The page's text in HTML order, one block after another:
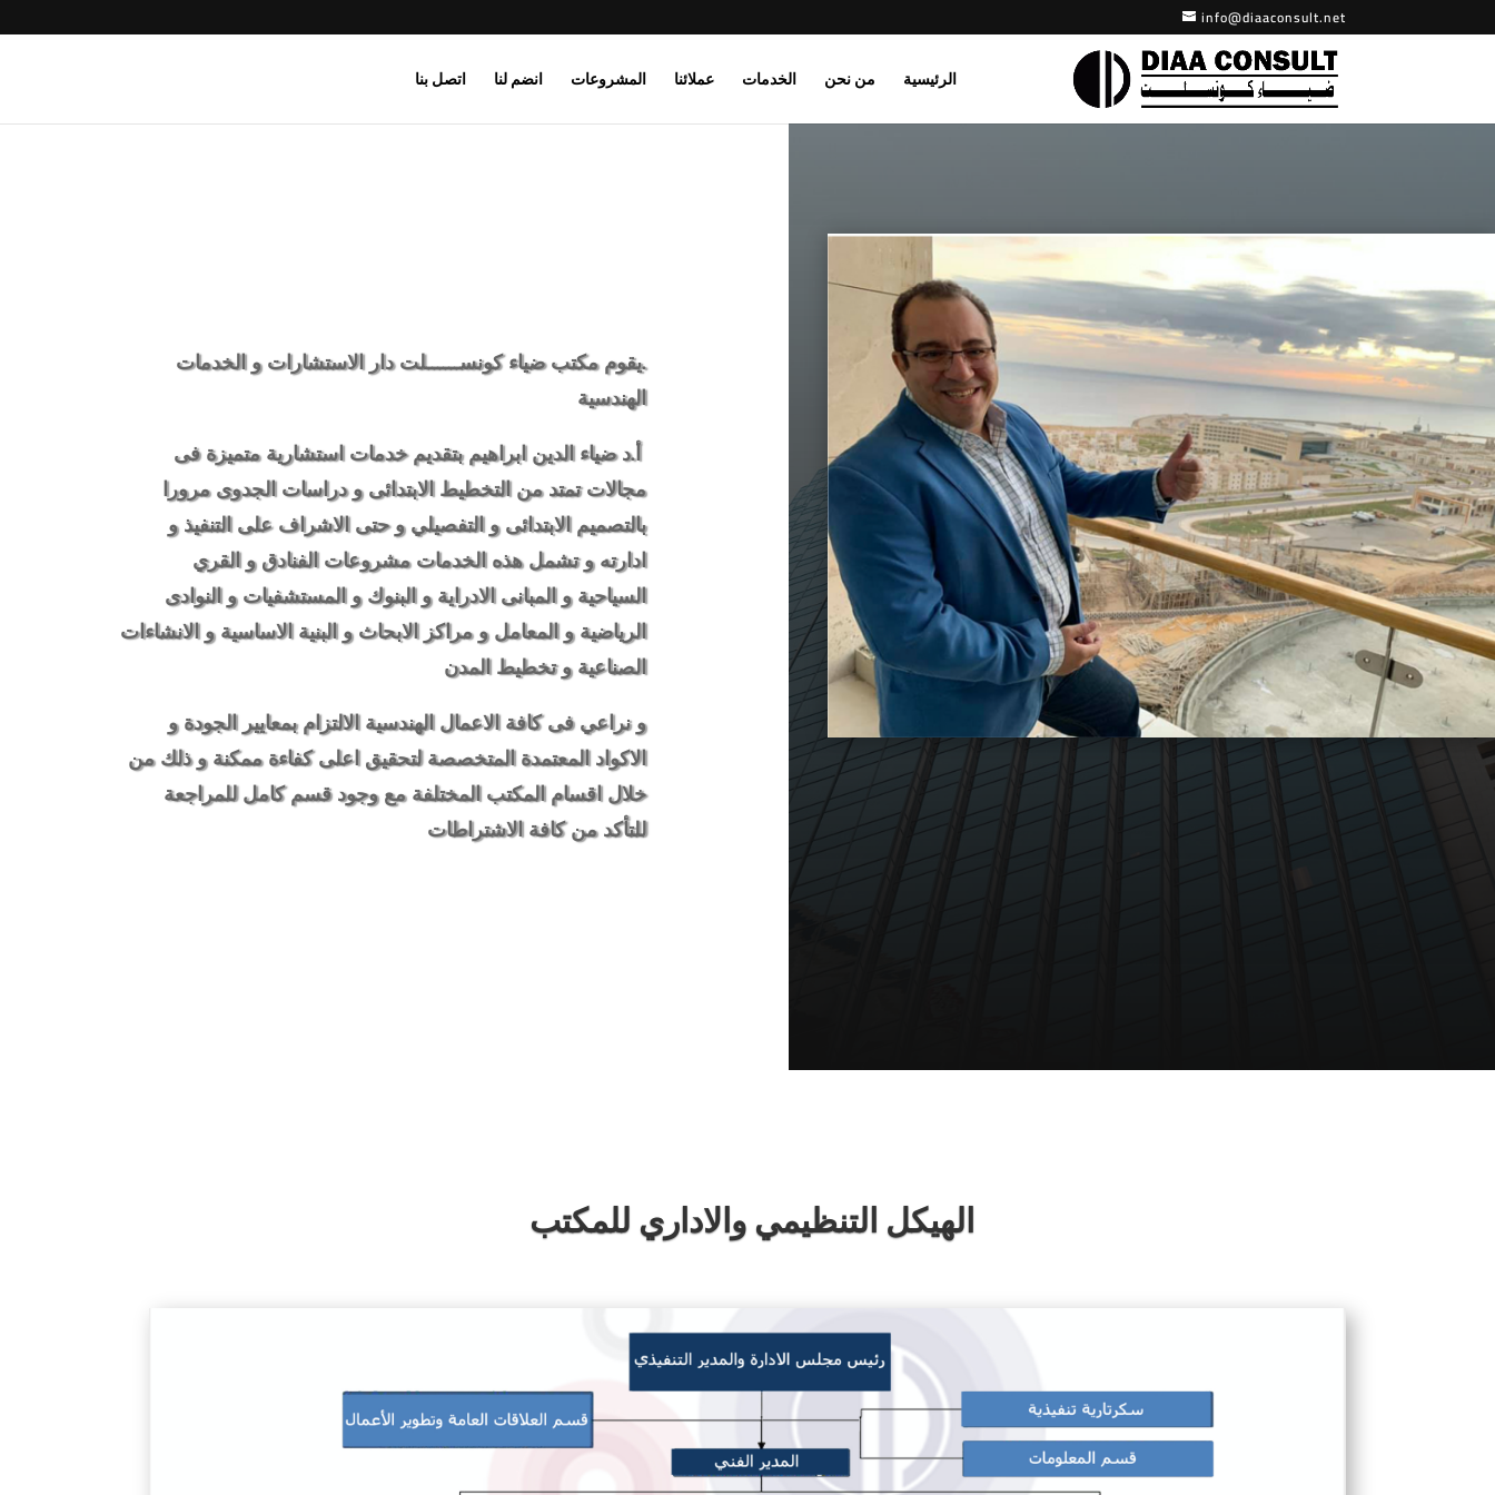
info@diaaconsult.net
الرئيسية من نحن الخدمات عملائنا المشروعات انضم لنا اتصل بنا
.يقوم مكتب ضياء كونســــــلت دار الاستشارات و الخدمات
الهندسية
أ.د ضياء الدين ابراهيم بتقديم خدمات استشارية متميزة فى
مجالات تمتد من التخطيط الابتدائى و دراسات الجدوى مرورا
بالتصميم الابتدائى و التفصيلي و حتى الاشراف على التنفيذ و
ادارته و تشمل هذه الخدمات مشروعات الفنادق و القري
السياحية و المبانى الادراية و البنوك و المستشفيات و النوادى
الرياضية و المعامل و مراكز الابحاث و البنية الاساسية و الانشاءات
الصناعية و تخطيط المدن
و نراعي فى كافة الاعمال الهندسية الالتزام بمعايير الجودة و
الاكواد المعتمدة المتخصصة لتحقيق اعلى كفاءة ممكنة و ذلك من
خلال اقسام المكتب المختلفة مع وجود قسم كامل للمراجعة
للتأكد من كافة الاشتراطات
الهيكل التنظيمي والاداري للمكتب